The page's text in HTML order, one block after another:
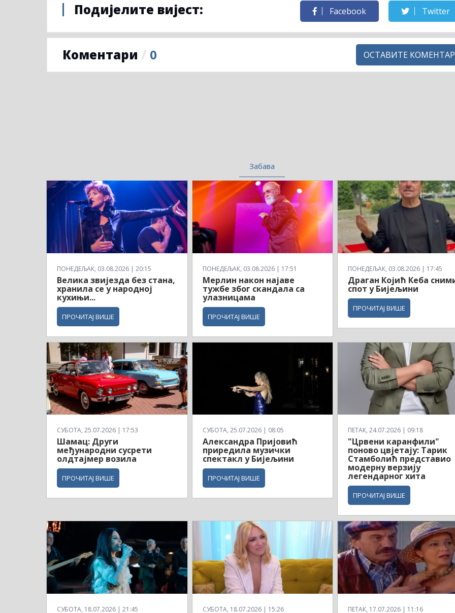
Подијелите вијест: Facebook Twitter
Коментари / 0 ОСТАВИТЕ КОМЕНТАР
Забава
ПОНЕДЕЉАК, 03.08.2026 | 20:15
Велика звијезда без стана,
хранила се у народној
кухињи...
ПРОЧИТАЈ ВИШЕ
ПОНЕДЕЉАК, 03.08.2026 | 17:51
Мерлин након најаве
тужбе због скандала са
улазницама
ПРОЧИТАЈ ВИШЕ
ПОНЕДЕЉАК, 03.08.2026 | 17:45
Драган Којић Кеба
спот у Бијељини
ПРОЧИТАЈ ВИШЕ
СУБОТА, 25.07.2026 | 17:53
Шамац: Други
међународни сусрети
олдтајмер возила
ПРОЧИТАЈ ВИШЕ
СУБОТА, 25.07.2026 | 08:05
Александра Пријовић
приредила музички
спектакл у Бијељини
ПРОЧИТАЈ ВИШЕ
ПЕТАК, 24.07.2026 | 09:18
"Црвени каранфили"
поново цвјетају: Тарик
Стамболић представио
модерну верзију
легендарног хита
ПРОЧИТАЈ ВИШЕ
СУБОТА, 18.07.2026 | 21:45 СУБОТА, 18.07.2026 | 15:26 ПЕТАК, 17.07.2026 | 11:16